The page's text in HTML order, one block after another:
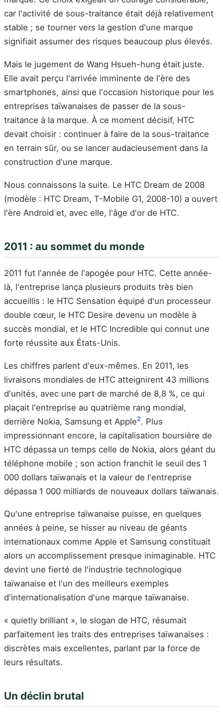
car l'activité de sous-traitance était déjà relativement
stable ; se tourner vers la gestion d'une marque
signifiait assumer des risques beaucoup plus élevés.
Mais le jugement de Wang Hsueh-hung était juste.
Elle avait perçu l'arrivée imminente de l'ère des
smartphones, ainsi que l'occasion historique pour les
entreprises taïwanaises de passer de la sous-
traitance à la marque. À ce moment décisif, HTC
devait choisir : continuer à faire de la sous-traitance
en terrain sûr, ou se lancer audacieusement dans la
construction d'une marque.
Nous connaissons la suite. Le HTC Dream de 2008
(modèle : HTC Dream, T-Mobile G1, 2008-10) a ouvert
l'ère Android et, avec elle, l'âge d'or de HTC.
2011 : au sommet du monde
2011 fut l'année de l'apogée pour HTC. Cette année-
là, l'entreprise lança plusieurs produits très bien
accueillis : le HTC Sensation équipé d'un processeur
double cœur, le HTC Desire devenu un modèle à
succès mondial, et le HTC Incredible qui connut une
forte réussite aux États-Unis.
Les chiffres parlent d'eux-mêmes. En 2011, les
livraisons mondiales de HTC atteignirent 43 millions
d'unités, avec une part de marché de 8,8 %, ce qui
plaçait l'entreprise au quatrième rang mondial,
derrière Nokia, Samsung et Apple2. Plus
impressionnant encore, la capitalisation boursière de
HTC dépassa un temps celle de Nokia, alors géant du
téléphone mobile ; son action franchit le seuil des 1
000 dollars taïwanais et la valeur de l'entreprise
dépassa 1 000 milliards de nouveaux dollars taïwanais.
Qu'une entreprise taïwanaise puisse, en quelques
années à peine, se hisser au niveau de géants
internationaux comme Apple et Samsung constituait
alors un accomplissement presque inimaginable. HTC
devint une fierté de l'industrie technologique
taïwanaise et l'un des meilleurs exemples
d'internationalisation d'une marque taïwanaise.
« quietly brilliant », le slogan de HTC, résumait
parfaitement les traits des entreprises taïwanaises :
discrètes mais excellentes, parlant par la force de
leurs résultats.
Un déclin brutal